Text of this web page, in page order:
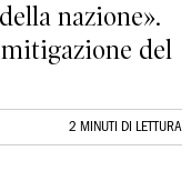
nazione».
del
2 MINUTI DI LETTURA